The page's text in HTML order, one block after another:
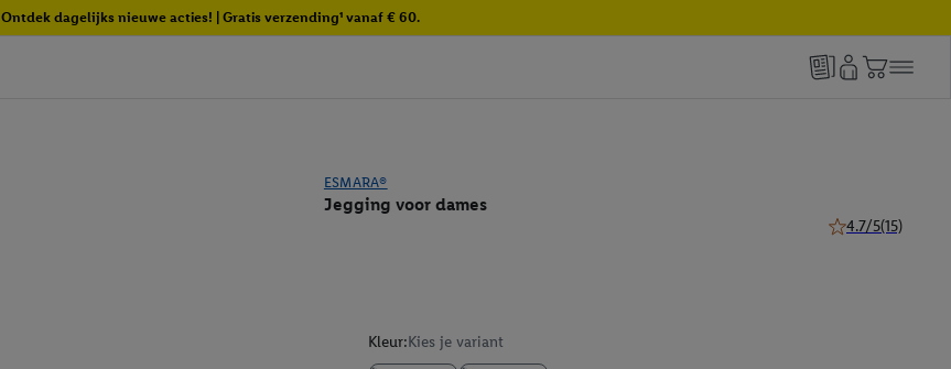
Ontdek dagelijks nieuwe acties! | Gratis verzending¹ vanaf € 60.
ESMARA®
Jegging voor dames
4.7/5(15)
Kleur:Kies je variant